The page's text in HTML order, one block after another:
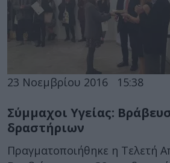
23 Νοεμβρίου 2016 15:38
Σύμμαχοι Υγείας:
δραστήριων
Πραγματοποιήθηκε η Τελετή